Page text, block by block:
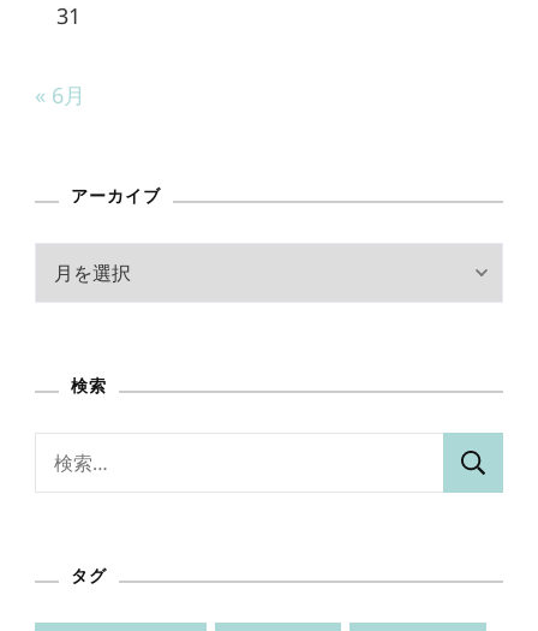
31
« 6月
アーカイブ
ブ
検索
タグ